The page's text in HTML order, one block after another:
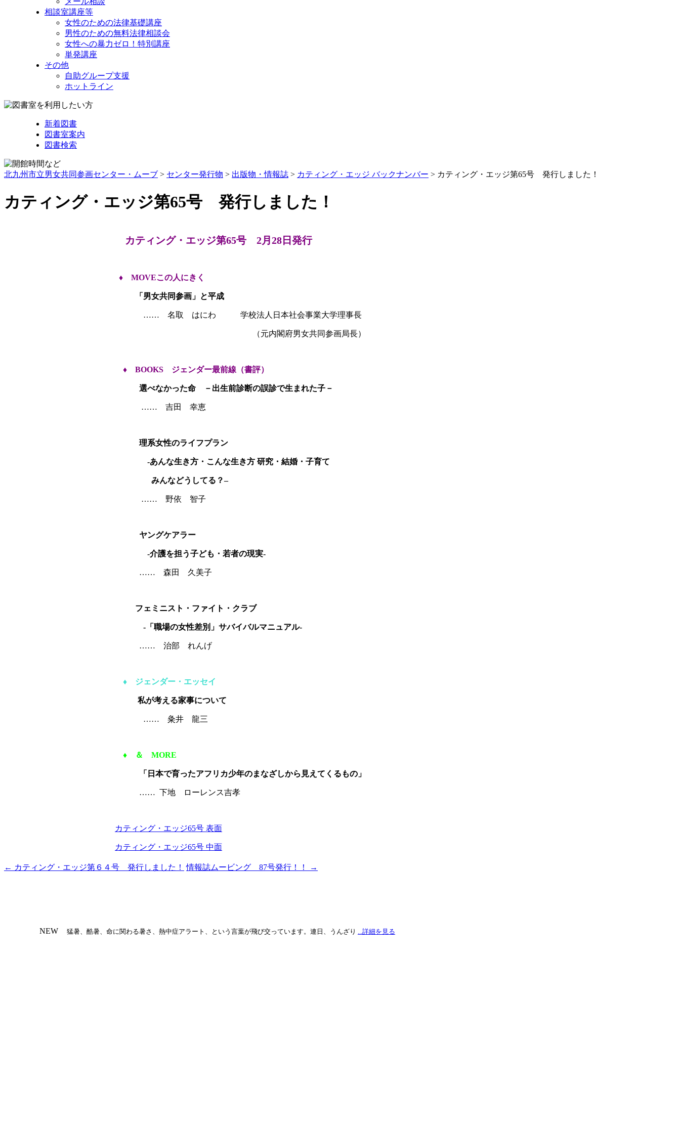
相談室講座等
女性のための法律基礎講座
男性のための無料法律相談会
女性への暴力ゼロ！特別講座
単発講座
その他
自助グループ支援
ホットライン
新着図書
図書室案内
図書検索
北九州市立男女共同参画センター・ムーブ > センター発行物 > 出版物・情報誌 > カティング・エッジ バックナンバー > カティング・エッジ第65号 発行しました！
カティング・エッジ第65号 発行しました！
カティング・エッジ第65号 2月28日発行
♦ MOVEこの人にきく
「男女共同参画」と平成
…… 名取 はにわ 学校法人日本社会事業大学理事長
（元内閣府男女共同参画局長）
♦ BOOKS ジェンダー最前線（書評）
選べなかった命 －出生前診断の誤診で生まれた子－
…… 吉田 幸恵
理系女性のライフプラン
-あんな生き方・こんな生き方 研究・結婚・子育て
みんなどうしてる？–
…… 野依 智子
ヤングケアラー
-介護を担う子ども・若者の現実-
…… 森田 久美子
フェミニスト・ファイト・クラブ
-「職場の女性差別」サバイバルマニュアル-
…… 治部 れんげ
♦ ジェンダー・エッセイ
私が考える家事について
…… 粂井 龍三
♦ ＆ MORE
「日本で育ったアフリカ少年のまなざしから見えてくるもの」
…… 下地 ローレンス吉孝
カティング・エッジ65号 表面
カティング・エッジ65号 中面
投
← カティング・エッジ第６４号 発行しました！ 情報誌ムービング 87号発行！！ →
NEW 猛暑、酷暑、命に関わる暑さ、熱中症アラート、という言葉が飛び交っています。連日、うんざり ...詳細を見る